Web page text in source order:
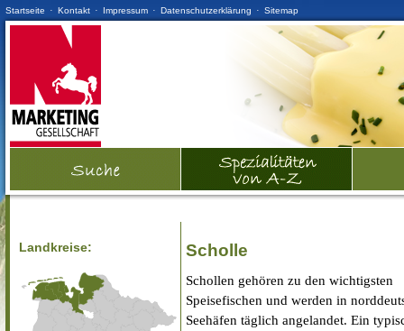
Startseite · Kontakt · Impressum · Datenschutzerklärung · Sitemap
Landkreise: Scholle
Schollen gehören zu den wichtigsten
Speisefischen und werden in
Seehäfen täglich angelandet. Ein